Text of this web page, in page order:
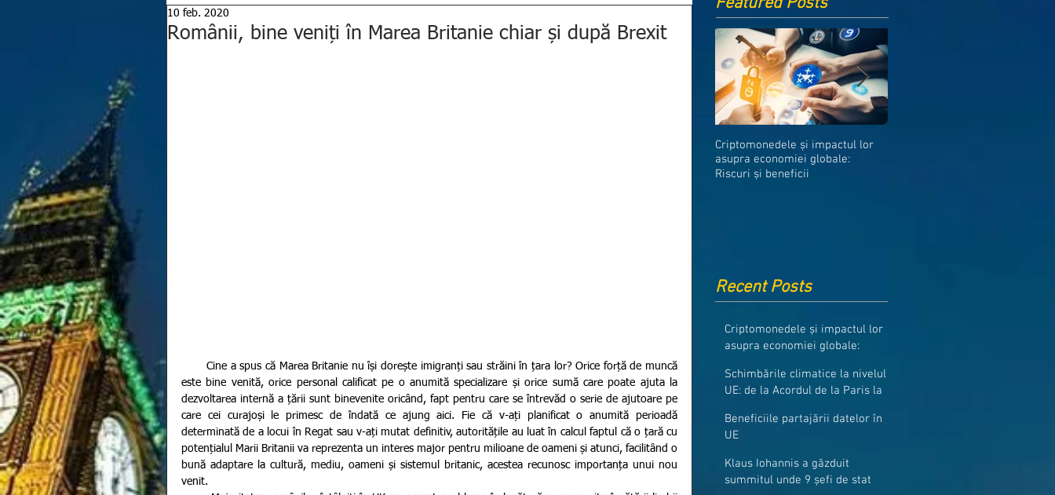
Românii, bine veniți în Marea Britanie chiar și după Brexit
10 feb. 2020
       Cine a spus că Marea Britanie nu își dorește imigranți sau străini în țara lor? Orice forță de muncă
este bine venită, orice personal calificat pe o anumită specializare și orice sumă care poate ajuta la
dezvoltarea internă a țării sunt binevenite oricând, fapt pentru care se întrevăd o serie de ajutoare pe
care cei curajoși le primesc de îndată ce ajung aici. Fie că v-ați planificat o anumită perioadă
determinată de a locui în Regat sau v-ați mutat definitiv, autoritățile au luat în calcul faptul că o țară cu
potențialul Marii Britanii va reprezenta un interes major pentru milioane de oameni și atunci, facilitând o
bună adaptare la cultură, mediu, oameni și sistemul britanic, acestea recunosc importanța unui nou
venit.
Criptomonedele și impactul lor
asupra economiei globale:
Riscuri și beneficii
Recent Posts
Criptomonedele și impactul lor
asupra economiei globale:
Schimbările climatice la nivelul
UE: de la Acordul de la Paris la
Beneficiile partajării datelor în
UE
Klaus Iohannis a găzduit
summitul unde 9 șefi de stat